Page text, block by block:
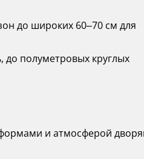
до широких 60–70 см для
полуметровых круглых
и атмосферой